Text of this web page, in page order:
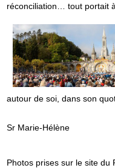
réconciliation… tout portait
autour de soi, dans son
Sr Marie-Hélène
Photos prises sur le site du